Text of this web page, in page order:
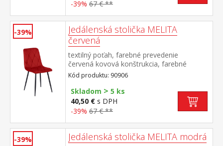
-39% 67 € **
-39%
Jedálenská stolička MELITA
červená
textilný poťah, farebné prevedenie
červená kovová konštrukcia, farebné
prevedenie čierna výška sedu 50
cm odporúčaná nosnosť do 120 kg
Kód produktu: 90906
Skladom > 5 ks
40,50 € s DPH
-39% 67 € **
-39% Jedálenská stolička MELITA modrá